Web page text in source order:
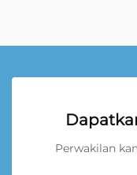
Perwakilan